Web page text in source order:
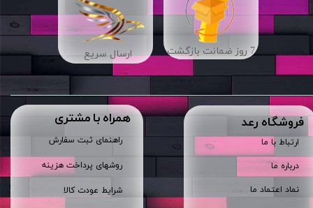
ارسال سریع
​فروشگاه رعد
ارتباط با ما
درباره ما
نماد اعتماد ما
همراه با مشتری
راهنمای ثبت سفارش
روشهای پرداخت هزینه
شرایط عودت کالا
7 روز ضمانت بازگشت